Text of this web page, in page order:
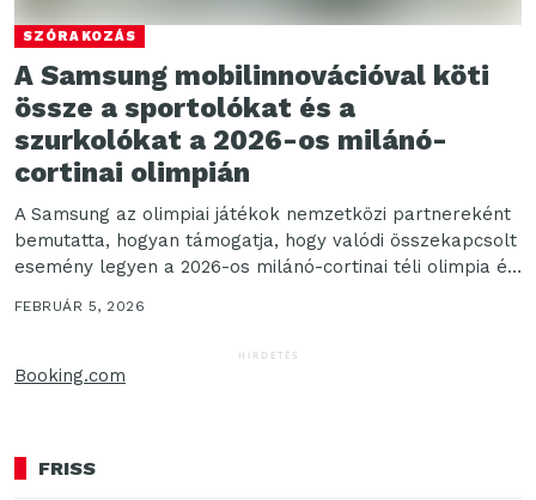
SZÓRAKOZÁS
A Samsung mobilinnovációval köti
össze a sportolókat és a
szurkolókat a 2026-os milánó-
cortinai olimpián
A Samsung az olimpiai játékok nemzetközi partnereként
bemutatta, hogyan támogatja, hogy valódi összekapcsolt
esemény legyen a 2026-os milánó-cortinai téli olimpia és
paralimpia. A...
FEBRUÁR 5, 2026
HIRDETÉS
Booking.com
FRISS